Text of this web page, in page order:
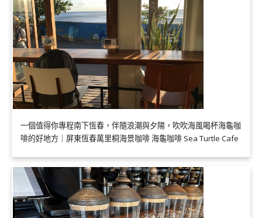
一個值得你專程南下恆春，伴隨浪潮與夕陽，吹吹海風喝杯海龜咖
啡的好地方｜屏東恆春萬里桐海景咖啡 海龜咖啡 Sea Turtle Cafe